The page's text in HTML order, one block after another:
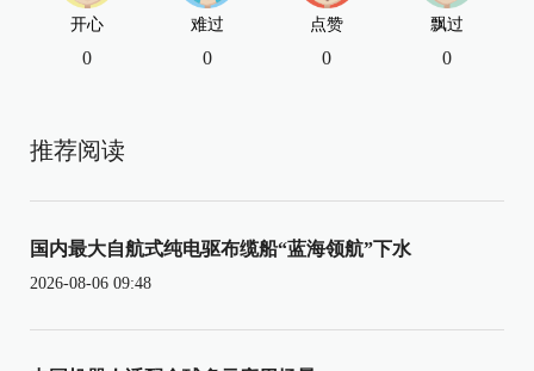
开心
0
难过
0
点赞
0
飘过
0
推荐阅读
国内最大自航式纯电驱布缆船“蓝海领航”下水
2026-08-06 09:48